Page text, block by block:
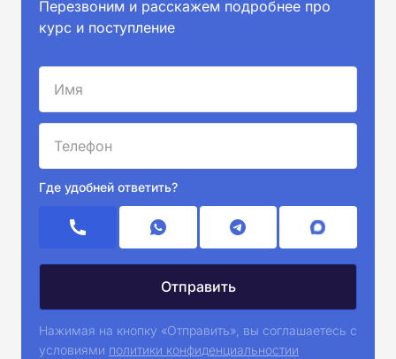
Перезвоним и расскажем подробнее про
курс и поступление
Где удобней ответить?
Нажимая на кнопку «Отправить», вы соглашаетесь с
условиями политики конфиденциальностии